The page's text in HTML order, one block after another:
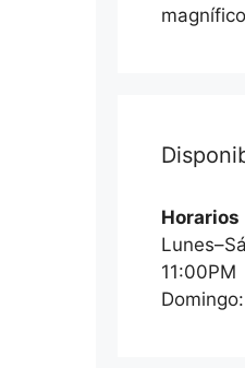
magnífico
Horarios
11:00PM